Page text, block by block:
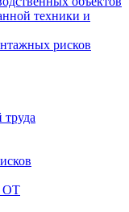
техники и
рисков
ОТ